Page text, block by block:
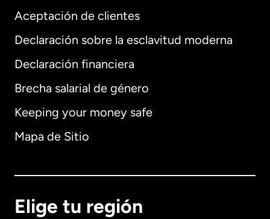
Aceptación de clientes
Declaración sobre la esclavitud moderna
Declaración financiera
Brecha salarial de género
Keeping your money safe
Mapa de Sitio
Elige tu región
Internacional English
Alemania